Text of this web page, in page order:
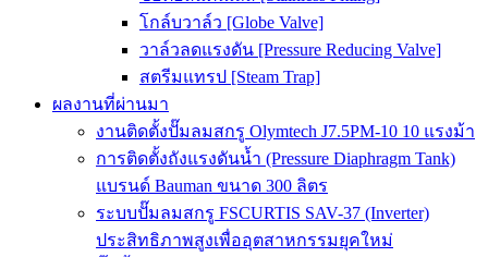
โกล์บวาล์ว [Globe Valve]
วาล์วลดแรงดัน [Pressure Reducing Valve]
สตรีมแทรป [Steam Trap]
ผลงานที่ผ่านมา
งานติดตั้งปั๊มลมสกรู Olymtech J7.5PM-10 10 แรงม้า
การติดตั้งถังแรงดันน้ำ (Pressure Diaphragm Tank)
แบรนด์ Bauman ขนาด 300 ลิตร
ระบบปั๊มลมสกรู FSCURTIS SAV-37 (Inverter)
ประสิทธิภาพสูงเพื่ออุตสาหกรรมยุคใหม่